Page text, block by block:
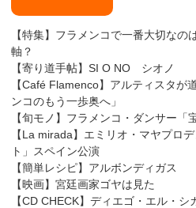
【特集】フラメンコで一番大切なの
軸？
【寄り道手帖】SI O NO シオノ
【Café Flamenco】アルティスタが
ンコのもう一歩奥へ」
【旬モノ】フラメンコ・ダンサー「
【La mirada】エミリオ・マヤプロ
ト」スペイン公演
【簡単レシピ】アルボンディガス
【映画】宮廷画家ゴヤは見た
【CD CHECK】ディエゴ・エル・シ